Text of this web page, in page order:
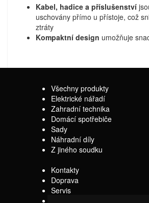
Kabel, hadice a příslušenství
uschovány přímo u přístoje, což
ztráty
Kompaktní design umožňuje
Všechny produkty
Elektrické nářadí
Zahradní technika
Domácí spotřebiče
Sady
Náhradní díly
Z jiného soudku
Kontakty
Doprava
Servis